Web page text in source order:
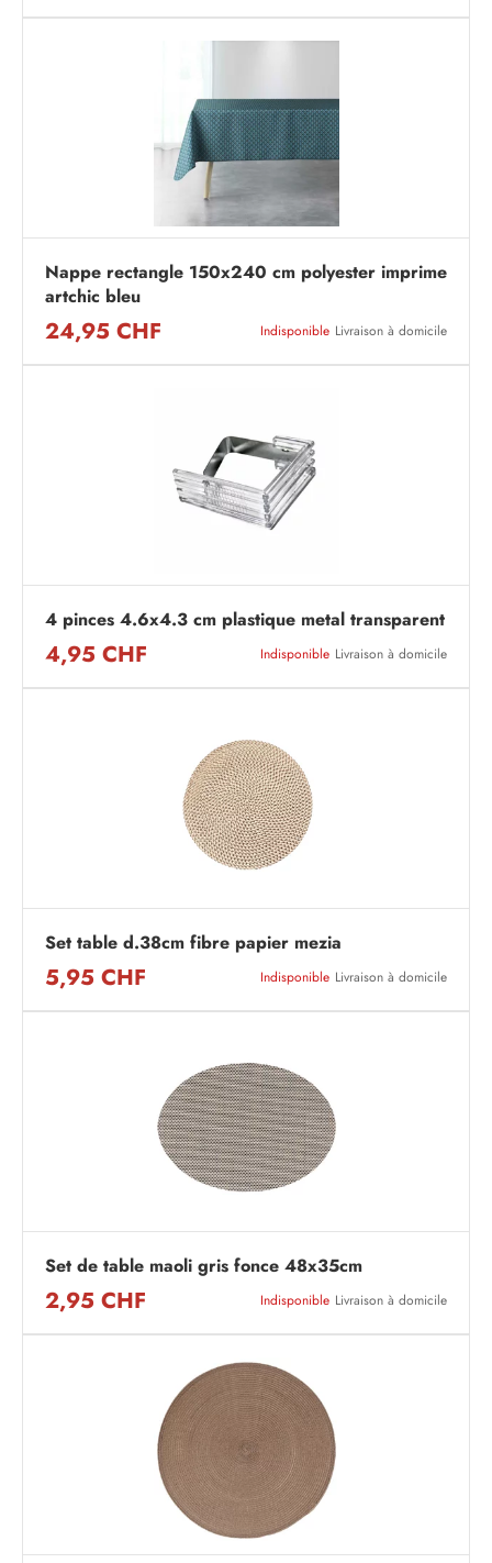
Nappe rectangle 150x240 cm polyester imprime
artchic bleu
24,95 CHF Indisponible Livraison à domicile
4 pinces 4.6x4.3 cm plastique metal transparent
4,95 CHF Indisponible Livraison à domicile
Set table d.38cm fibre papier mezia
5,95 CHF Indisponible Livraison à domicile
Set de table maoli gris fonce 48x35cm
2,95 CHF Indisponible Livraison à domicile